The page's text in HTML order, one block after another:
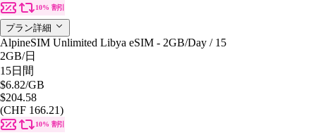
10% 割引
プラン詳細
AlpineSIM Unlimited Libya eSIM - 2GB/Day / 15
2GB/日
15日間
$6.82/GB
$204.58
(CHF 166.21)
10% 割引